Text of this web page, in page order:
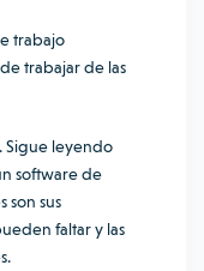
trabajo
trabajar de las
Sigue leyendo
software de
son sus
faltar y las